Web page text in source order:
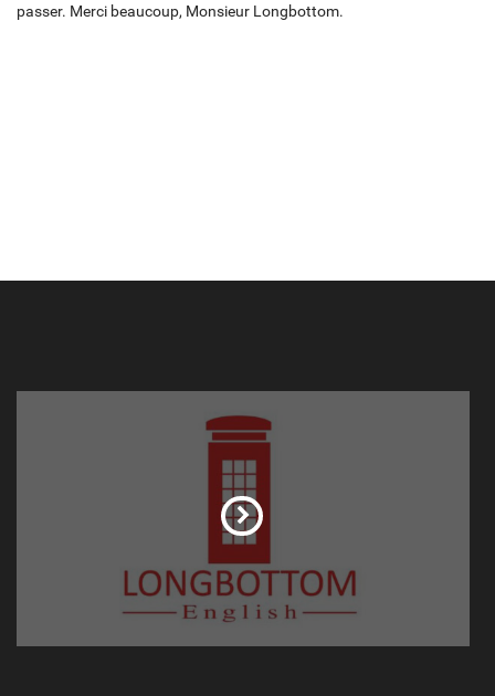
passer. Merci beaucoup, Monsieur Longbottom.